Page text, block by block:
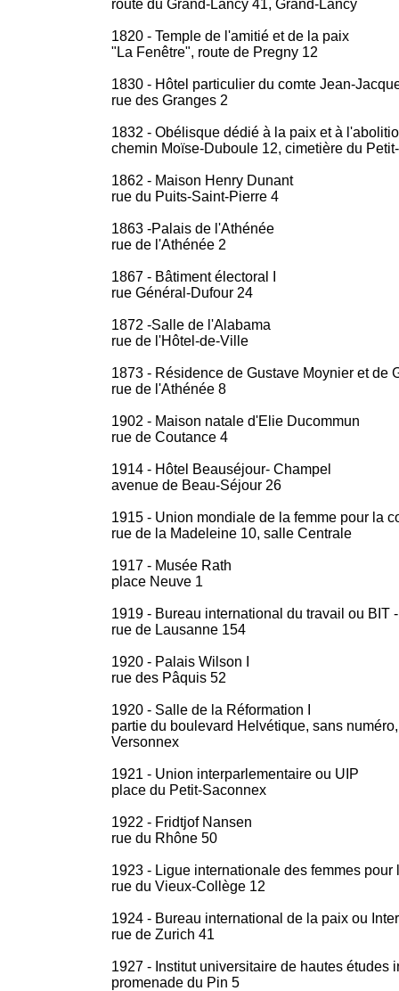
route du Grand-Lancy 41, Grand-Lancy
1820 - Temple de l'amitié et de la paix
"La Fenêtre", route de Pregny 12
1830 - Hôtel particulier du comte Jean-
rue des Granges 2
1832 - Obélisque dédié à la paix et à
chemin Moïse-Duboule 12, cimetière du
1862 - Maison Henry Dunant
rue du Puits-Saint-Pierre 4
1863 -Palais de l'Athénée
rue de l'Athénée 2
1867 - Bâtiment électoral I
rue Général-Dufour 24
1872 -Salle de l'Alabama
rue de l'Hôtel-de-Ville
1873 - Résidence de Gustave Moynier et de
rue de l'Athénée 8
1902 - Maison natale d'Elie Ducommun
rue de Coutance 4
1914 - Hôtel Beauséjour- Champel
avenue de Beau-Séjour 26
1915 - Union mondiale de la femme pour la
rue de la Madeleine 10, salle Centrale
1917 - Musée Rath
place Neuve 1
1919 - Bureau international du travail ou BIT
rue de Lausanne 154
1920 - Palais Wilson I
rue des Pâquis 52
1920 - Salle de la Réformation I
partie du boulevard Helvétique, sans
Versonnex
1921 - Union interparlementaire ou UIP
place du Petit-Saconnex
1922 - Fridtjof Nansen
rue du Rhône 50
1923 - Ligue internationale des femmes pour
rue du Vieux-Collège 12
1924 - Bureau international de la paix ou
rue de Zurich 41
1927 - Institut universitaire de hautes études
promenade du Pin 5